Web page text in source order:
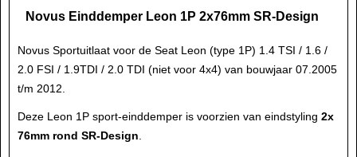
Novus Einddemper Leon 1P 2x76mm SR-Design
Novus Sportuitlaat voor de Seat Leon (type 1P) 1.4 TSI / 1.6 /
2.0 FSI / 1.9TDI / 2.0 TDI (niet voor 4x4) van bouwjaar 07.2005
t/m 2012.
Deze Leon 1P sport-einddemper is voorzien van eindstyling 2x
76mm rond SR-Design